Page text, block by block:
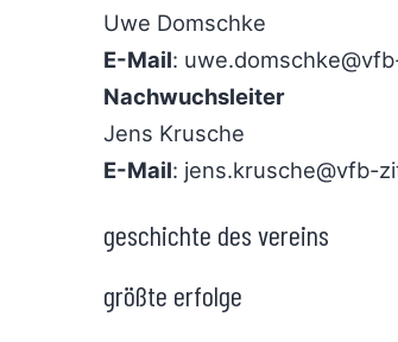
Uwe Domschke
E-Mail:
Nachwuchsleiter
Jens Krusche
E-Mail: jens.krusche@vfb-
geschichte des vereins
größte erfolge